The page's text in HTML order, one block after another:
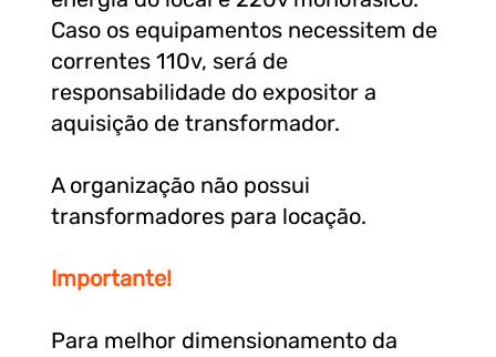
Caso os equipamentos necessitem de
correntes 110v, será de
responsabilidade do expositor a
aquisição de transformador.
A organização não possui
transformadores para locação.
Importante!
Para melhor dimensionamento da